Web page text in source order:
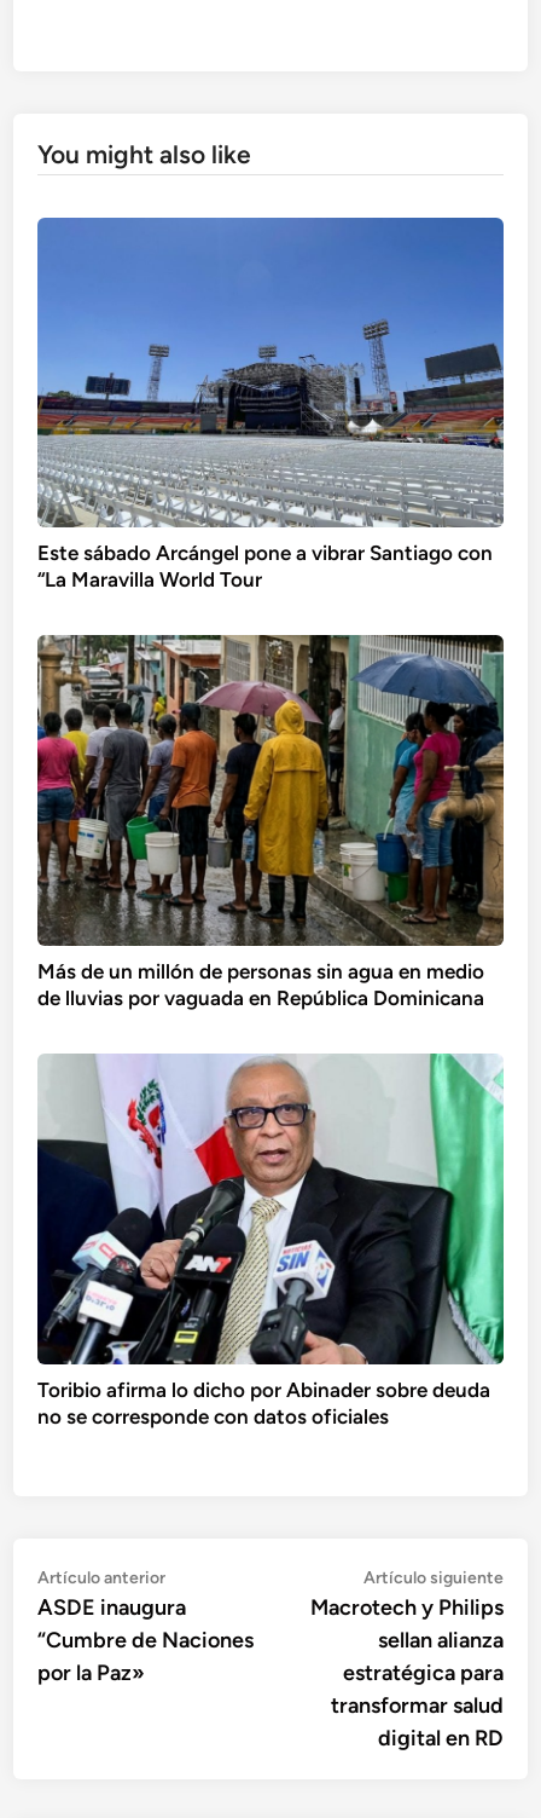
You might also like
Este sábado Arcángel pone a vibrar Santiago con
“La Maravilla World Tour
Más de un millón de personas sin agua en medio
de lluvias por vaguada en República Dominicana
Toribio afirma lo dicho por Abinader sobre deuda
no se corresponde con datos oficiales
Navegación
de
entradas
Artículo anteriorArtículo
anterior:
ASDE inaugura
“Cumbre de Naciones
por la Paz»
Artículo siguiente
Macrotech y Philips
sellan alianza
estratégica para
transformar salud
digital en RD